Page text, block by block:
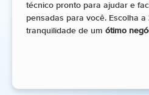
técnico pronto para ajudar e
pensadas para você. Escolha
tranquilidade de um ótimo